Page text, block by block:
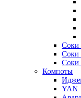
Соки
Соки
Компоты
YAN